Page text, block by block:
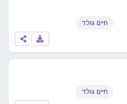
חיים גולד
חיים גולד